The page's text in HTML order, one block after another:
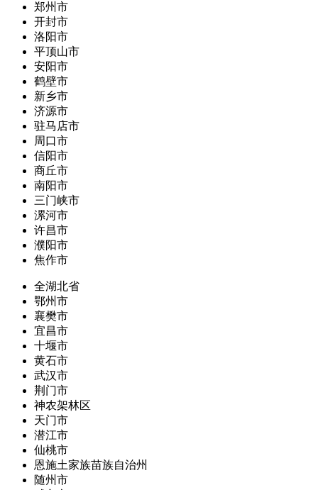
郑州市
开封市
洛阳市
平顶山市
安阳市
鹤壁市
新乡市
济源市
驻马店市
周口市
信阳市
商丘市
南阳市
三门峡市
漯河市
许昌市
濮阳市
焦作市
全湖北省
鄂州市
襄樊市
宜昌市
十堰市
黄石市
武汉市
荆门市
神农架林区
天门市
潜江市
仙桃市
恩施土家族苗族自治州
随州市